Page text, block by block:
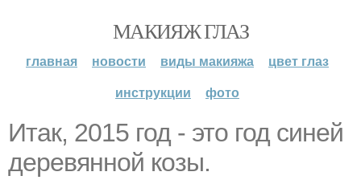
МАКИЯЖ ГЛАЗ
главная новости виды макияжа
цвет глаз
инструкции
фото
Итак, 2015 год - это год синей
деревянной козы.